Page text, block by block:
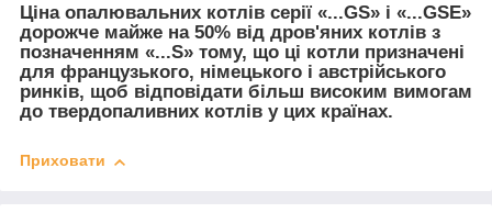
Ціна опалювальних котлів серії «...GS» і «...GSE»
дорожче майже на 50% від дров'яних котлів з
позначенням «...S» тому, що ці котли призначені
для французького, німецького і австрійського
ринків, щоб відповідати більш високим вимогам
до твердопаливних котлів у цих країнах.
Приховати